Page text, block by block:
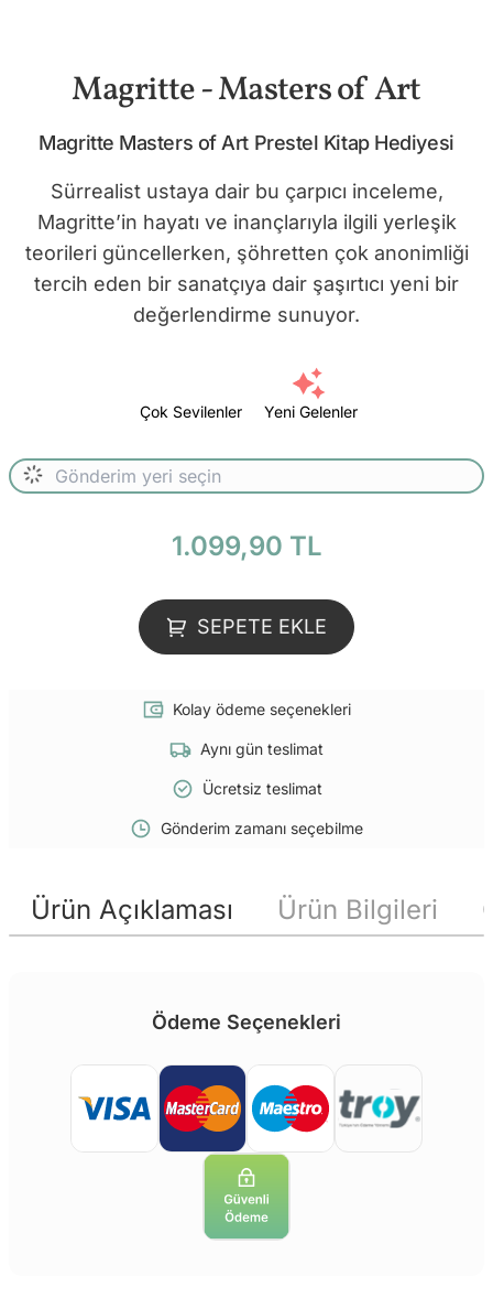
Magritte - Masters of Art
Magritte Masters of Art Prestel Kitap Hediyesi
Sürrealist ustaya dair bu çarpıcı inceleme,
Magritte’in hayatı ve inançlarıyla ilgili yerleşik
teorileri güncellerken, şöhretten çok anonimliği
tercih eden bir sanatçıya dair şaşırtıcı yeni bir
değerlendirme sunuyor.
Çok Sevilenler Yeni Gelenler
1.099,90 TL
SEPETE EKLE
Kolay ödeme seçenekleri
Aynı gün teslimat
Ücretsiz teslimat
Gönderim zamanı seçebilme
Ürün Açıklaması Ürün Bilgileri
Ödeme Seçenekleri